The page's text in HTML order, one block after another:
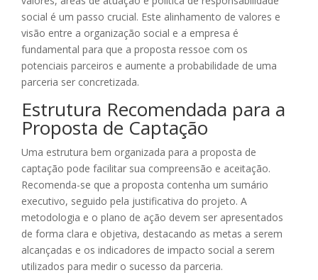
social é um passo crucial. Este alinhamento de valores e
visão entre a organização social e a empresa é
fundamental para que a proposta ressoe com os
potenciais parceiros e aumente a probabilidade de uma
parceria ser concretizada.
Estrutura Recomendada para a
Proposta de Captação
Uma estrutura bem organizada para a proposta de
captação pode facilitar sua compreensão e aceitação.
Recomenda-se que a proposta contenha um sumário
executivo, seguido pela justificativa do projeto. A
metodologia e o plano de ação devem ser apresentados
de forma clara e objetiva, destacando as metas a serem
alcançadas e os indicadores de impacto social a serem
utilizados para medir o sucesso da parceria.